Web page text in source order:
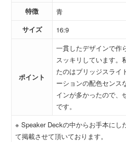
特徴
青
サイズ
16:9
ポイント
一貫したデザインで作
スッキリしています。
たのはブリッジスライ
ーションの配色センス
インが多かったので、
です。
※ Speaker Deckの中からお手本にし
て掲載させて頂いております。